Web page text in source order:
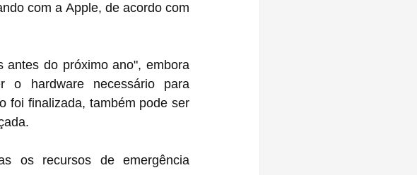
com a Apple, de acordo com
antes do próximo ano", embora
hardware necessário para
foi finalizada, também pode ser
os recursos de emergência